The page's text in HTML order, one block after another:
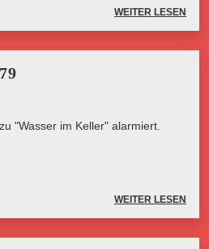
WEITER LESEN
"Wasser im Keller" alarmiert.
WEITER LESEN